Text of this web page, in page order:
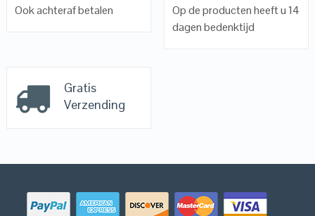
Ook achteraf betalen
Op de producten heeft u 14
dagen bedenktijd
Gratis
Verzending